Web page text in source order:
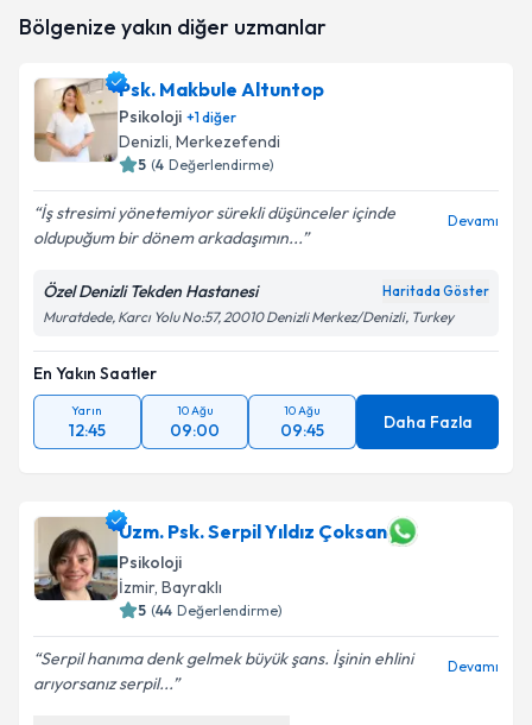
oluşturun. Size bu uzmandan randevu almanız için bir
E-posta Adresiniz
Kişisel verilerimin işlenmesine ilişkinAydınlatma
Metni'ni okudum ve kişisel verilerimin belirtilen
Bölgenize yakın diğer uzmanlar
Psk. Makbule Altuntop
Psikoloji +1diğer
Denizli, Merkezefendi
5 (4 Değerlendirme)
İş stresimi yönetemiyor sürekli düşünceler içinde
oldupuğum bir dönem arkadaşımın...
Devamı
Özel Denizli Tekden Hastanesi Haritada Göster
Muratdede, Karcı Yolu No:57, 20010 Denizli Merkez/Denizli, Turkey
En Yakın Saatler
Yarın
12:45
10 Ağu
09:00
10 Ağu
09:45 Daha Fazla
Uzm. Psk. Serpil Yıldız Çoksan
Psikoloji
İzmir, Bayraklı
5 (44 Değerlendirme)
Serpil hanıma denk gelmek büyük şans. İşinin ehlini
arıyorsanız serpil...
Devamı